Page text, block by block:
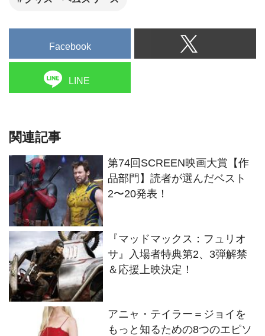
Facebook
LINE
関連記事
第74回SCREEN映画大賞【作
品部門】読者が選んだベスト
2〜20発表！
『マッドマックス：フュリオ
サ』入場者特典第2、3弾解禁
＆応援上映決定！
アニャ・テイラー＝ジョイを
もっと知るための8つのエピソ